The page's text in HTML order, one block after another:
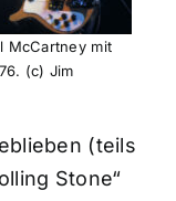
McCartney mit
(c) Jim
(teils
Stone“